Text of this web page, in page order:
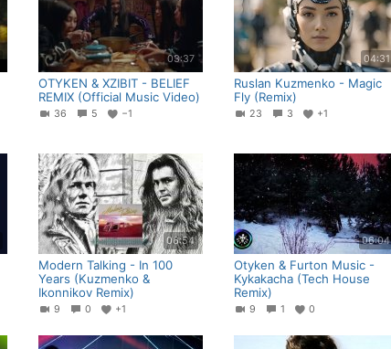
03:37
OTYKEN & XZIBIT - BELIEF
REMIX (Official Music Video)
36 5 −1
04:31
Ruslan Kuzmenko - Magic
Fly (Remix)
23 3 +1
06:54
Modern Talking - In 100
Years (Kuzmenko &
Ikonnikov Remix)
9 0 +1
06:04
Otyken & Furton Music -
Kykakacha (Tech House
Remix)
9 1 0